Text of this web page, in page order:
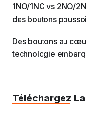
1NO/1NC vs 2NO/
des boutons
Des boutons au
technologie
Téléchargez